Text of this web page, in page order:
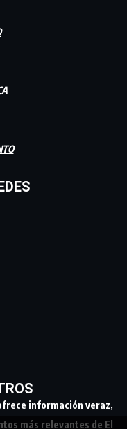
información veraz,
más relevantes de El